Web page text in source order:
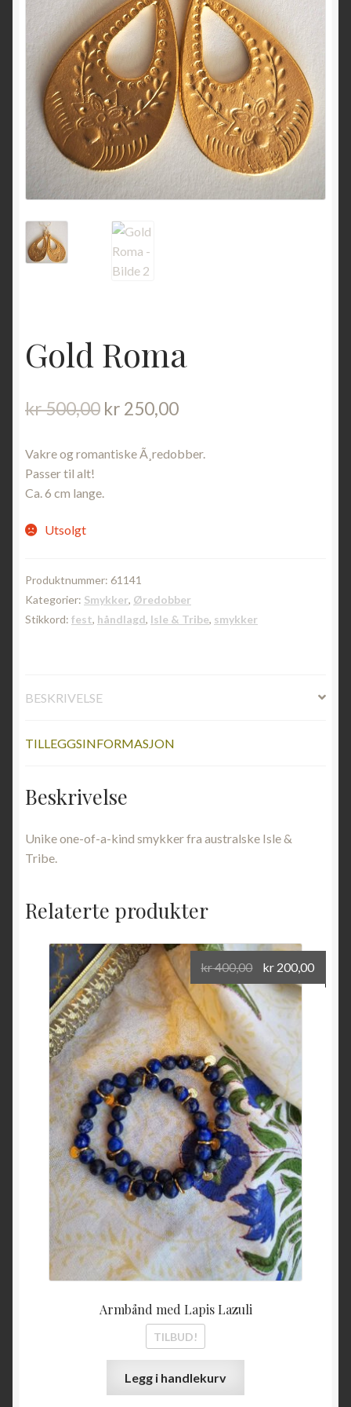
Gold Roma
kr500,00 Opprinnelig
var:
kr 500,00.
kr 250,00Nåværende
er:
Vakre og romantiske Ã¸redobber.
Passer til alt!
Ca. 6 cm lange.
Utsolgt
Produktnummer: 61141
Kategorier: Smykker, Øredobber
Stikkord: fest, håndlagd, Isle & Tribe, smykker
BESKRIVELSE
TILLEGGSINFORMASJON
Beskrivelse
Unike one-of-a-kind smykker fra australske Isle &
Tribe.
Relaterte produkter
Armbånd med Lapis Lazuli
TILBUD!
kr400,00
Opprinnelig
pris
var:
kr 400,00.
kr 200,00
pris
Legg i handlekurv